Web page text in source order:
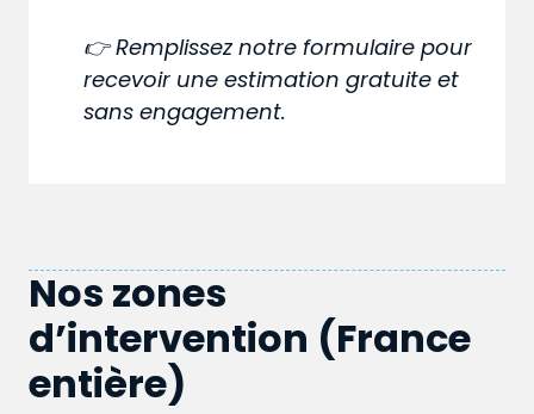
👉 Remplissez notre formulaire pour
recevoir une estimation gratuite et
sans engagement.
Nos zones
d’intervention (France
entière)